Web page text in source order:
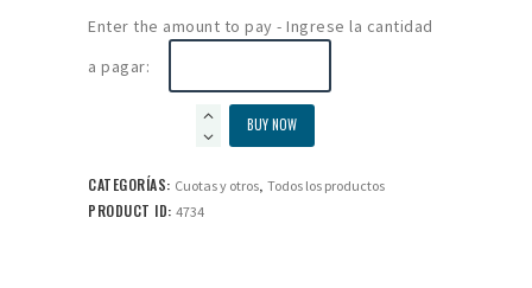
Enter the amount to pay - Ingrese la cantidad
a pagar:
extraordinarios
cantidad
BUY NOW
CATEGORÍAS: Cuotas y otros, Todos los productos
PRODUCT ID: 4734